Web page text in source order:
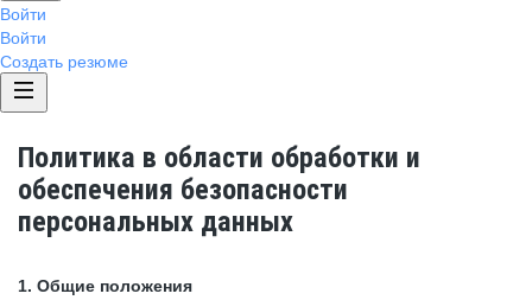
Войти
Войти
Создать резюме
Политика в области обработки и
обеспечения безопасности
персональных данных
1. Общие положения